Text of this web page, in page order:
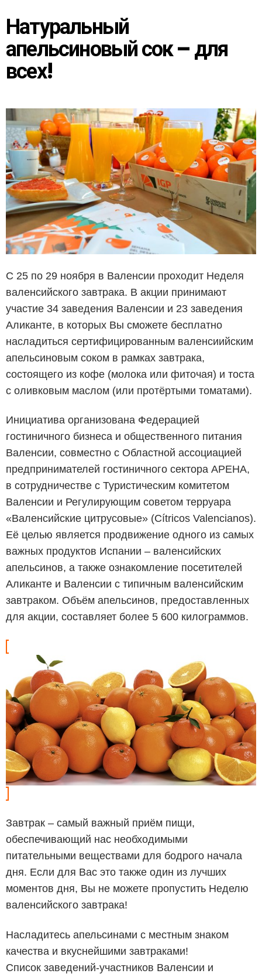
Натуральный
апельсиновый сок – для
всех!
С 25 по 29 ноября в Валенсии проходит Неделя
валенсийского завтрака. В акции принимают
участие 34 заведения Валенсии и 23 заведения
Аликанте, в которых Вы сможете бесплатно
насладиться сертифицированным валенсиийским
апельсиновым соком в рамках завтрака,
состоящего из кофе (молока или фиточая) и тоста
с оливковым маслом (или протёртыми томатами).
Инициатива организована Федерацией
гостиничного бизнеса и общественного питания
Валенсии, совместно с Областной ассоциацией
предпринимателей гостиничного сектора APEHA,
в сотрудничестве с Туристическим комитетом
Валенсии и Регулирующим советом терруара
«Валенсийские цитрусовые» (Cítricos Valencianos).
Её целью является продвижение одного из самых
важных продуктов Испании – валенсийских
апельсинов, а также ознакомление посетителей
Аликанте и Валенсии с типичным валенсийским
завтраком. Объём апельсинов, предоставленных
для акции, составляет более 5 600 килограммов.
Завтрак – самый важный приём пищи,
обеспечивающий нас необходимыми
питательными веществами для бодрого начала
дня. Если для Вас это также один из лучших
моментов дня, Вы не можете пропустить Неделю
валенсийского завтрака!
Насладитесь апельсинами с местным знаком
качества и вкуснейшими завтраками!
Список заведений-участников Валенсии и